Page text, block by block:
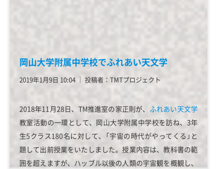
岡山大学附属中学校でふれあい天文学
2019年1月9日 10:04 │ 投稿者：TMTプロジェクト
2018年11月28日、TM推進室の家正則が、 ふれあい天文学
教室活動の一環として、岡山大学附属中学校を訪ね、3年
生5クラス180名に対して、「宇宙の時代がやってくる」と
題して出前授業をいたしました。授業内容は、教科書の範
囲を超えますが、ハッブル以後の人類の宇宙観を概観し、